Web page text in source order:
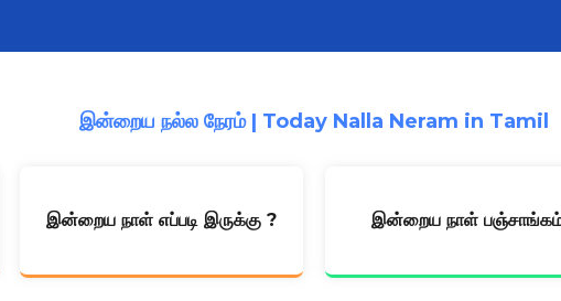
இன்றைய நல்ல நேரம் | Today Nalla Neram in Tamil
இன்றைய நாள் எப்படி இருக்கு ? இன்றைய நாள்